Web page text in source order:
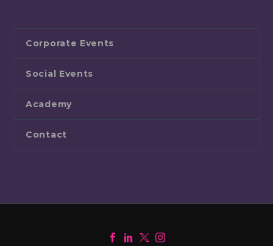
Corporate Events
Social Events
Academy
Contact